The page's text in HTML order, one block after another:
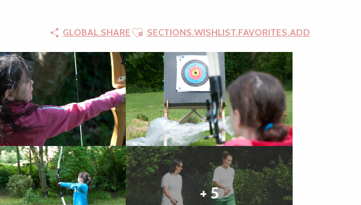
GLOBAL.SHARE Ajouter aux favoris
SECTIONS.WISHLIST.FAVORITES.ADD
+ 5